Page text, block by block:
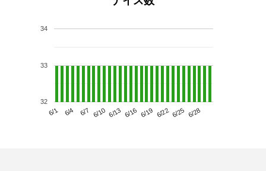
6/1 6/4 6/7 6/10 6/13 6/16 6/19 6/22 6/25 6/28
32
33
34